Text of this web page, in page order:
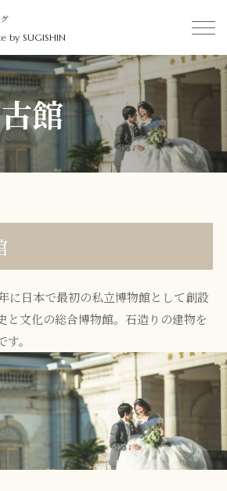
by SUGISHIN
館
に日本で最初の私立博物館として創設
と文化の総合博物館。石造りの建物を
。